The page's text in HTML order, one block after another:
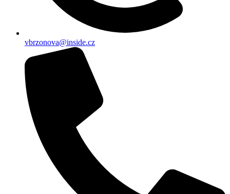
vbrzonova@inside.cz